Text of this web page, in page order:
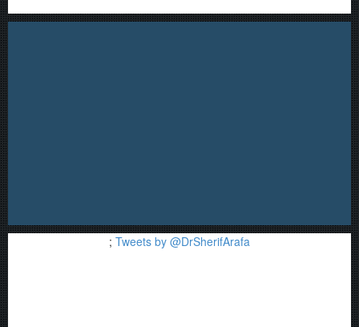
Tweets by @DrSherifArafa
;